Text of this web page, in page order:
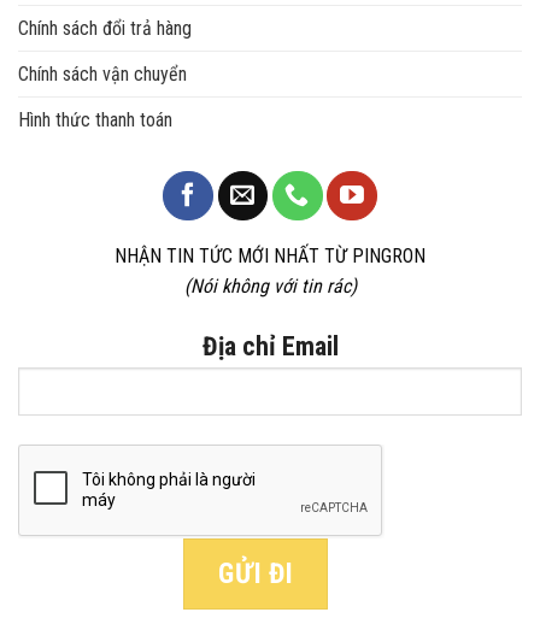
Chính sách đổi trả hàng
Chính sách vận chuyển
Hình thức thanh toán
NHẬN TIN TỨC MỚI NHẤT TỪ PINGRON
(Nói không với tin rác)
Địa chỉ Email